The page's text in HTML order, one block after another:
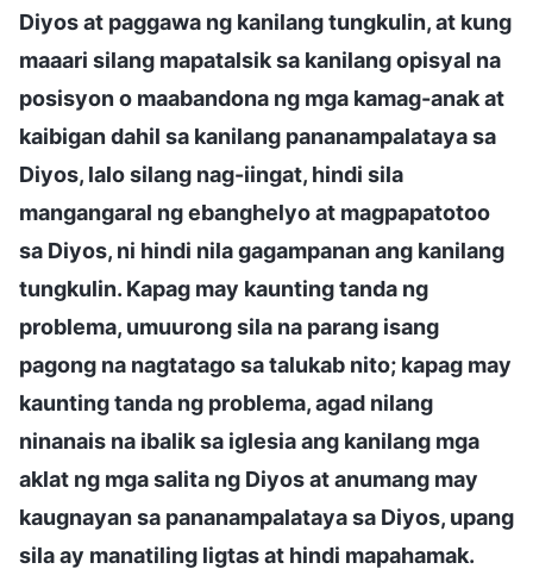
Diyos at paggawa ng kanilang tungkulin, at kung
maaari silang mapatalsik sa kanilang opisyal na
posisyon o maabandona ng mga kamag-anak at
kaibigan dahil sa kanilang pananampalataya sa
Diyos, lalo silang nag-iingat, hindi sila
mangangaral ng ebanghelyo at magpapatotoo
sa Diyos, ni hindi nila gagampanan ang kanilang
tungkulin. Kapag may kaunting tanda ng
problema, umuurong sila na parang isang
pagong na nagtatago sa talukab nito; kapag may
kaunting tanda ng problema, agad nilang
ninanais na ibalik sa iglesia ang kanilang mga
aklat ng mga salita ng Diyos at anumang may
kaugnayan sa pananampalataya sa Diyos, upang
sila ay manatiling ligtas at hindi mapahamak.